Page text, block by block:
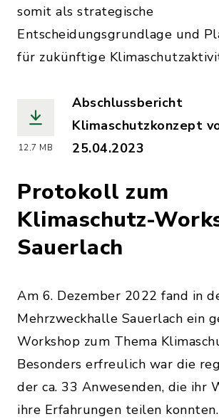
somit als strategische
Entscheidungsgrundlage und
für zukünftige
12,7 MB
Abschlussbericht
Klimaschutzkonzept
25.04.2023
Protokoll zum
Klimaschutz-
Sauerlach
Am 6. Dezember 2022 fand in
Mehrzweckhalle Sauerlach ein
Workshop zum Thema
Besonders erfreulich war die
der ca. 33 Anwesenden, die ihr
ihre Erfahrungen teilen